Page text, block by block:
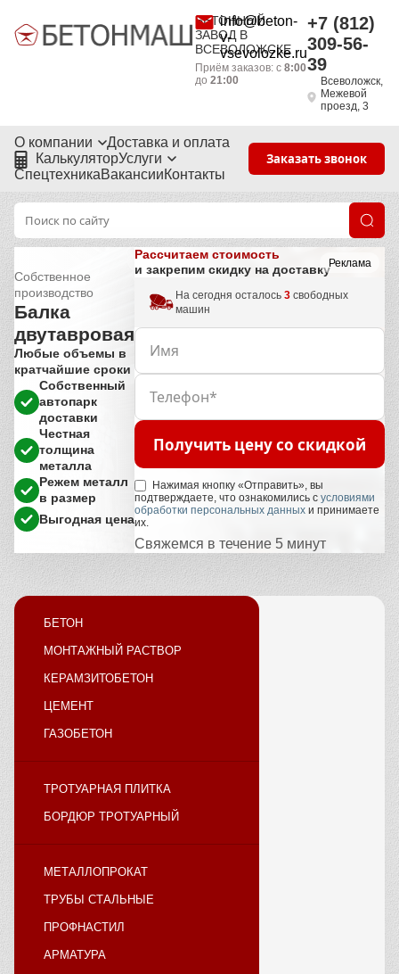
БЕТОННЫЙ
ЗАВОД В
ВСЕВОЛОЖСКЕ
info@beton-
v-
vsevolozke.ru
Приём заказов: с 8:00
до 21:00
+7 (812)
309-56-
39
Всеволожск,
Межевой
проезд, 3
О компании
Доставка и оплата
КалькуляторУслуги
СпецтехникаВакансииКонтакты
Заказать звонок
Реклама
Собственное
производство
Балка
двутавровая
Любые объемы в
кратчайшие сроки
Собственный
автопарк
доставки
Честная
толщина
металла
Режем металл
в размер
Выгодная цена
Рассчитаем стоимость
и закрепим скидку на доставку
На сегодня осталось 3 свободных
машин
Получить цену со скидкой
Нажимая кнопку «Отправить», вы
подтверждаете, что ознакомились с условиями
обработки персональных данных и принимаете
их.
Свяжемся в течение 5 минут
БЕТОН
МОНТАЖНЫЙ РАСТВОР
КЕРАМЗИТОБЕТОН
ЦЕМЕНТ
ГАЗОБЕТОН
ТРОТУАРНАЯ ПЛИТКА
БОРДЮР ТРОТУАРНЫЙ
МЕТАЛЛОПРОКАТ
ТРУБЫ СТАЛЬНЫЕ
ПРОФНАСТИЛ
АРМАТУРА